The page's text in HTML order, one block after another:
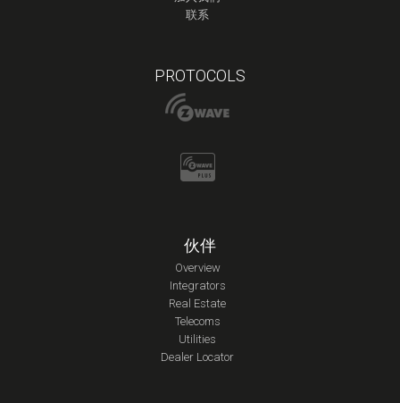
联系
PROTOCOLS
伙伴
Overview
Integrators
Real Estate
Telecoms
Utilities
Dealer Locator